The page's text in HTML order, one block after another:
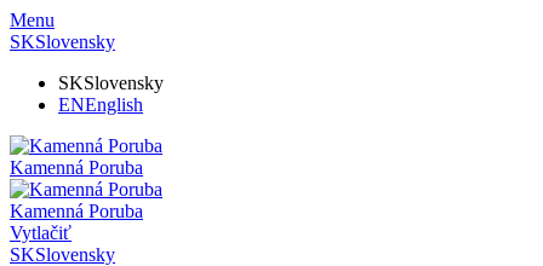
Menu
SKSlovensky
SKSlovensky
ENEnglish
Kamenná Poruba
Kamenná Poruba
Vytlačiť
SKSlovensky